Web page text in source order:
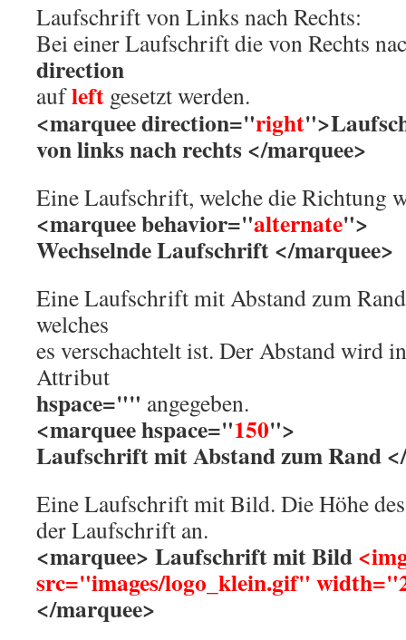
Laufschrift von Links nach Rechts:
Bei einer Laufschrift die von Rechts
direction
aufleft gesetzt werden.
<marquee direction="right
von links nach rechts </marquee>
Eine Laufschrift, welche die Richtung
<marquee behavior="alternate">
Wechselnde Laufschrift </marquee>
Eine Laufschrift mit Abstand zum
welches
es verschachtelt ist. Der Abstand wird
Attribut
hspace="" angegeben.
<marquee hspace="150">
Laufschrift mit Abstand zum Rand
Eine Laufschrift mit Bild. Die Höhe
der Laufschrift an.
<marquee> Laufschrift mit Bild
src="images/logo_klein.gif"
</marquee>